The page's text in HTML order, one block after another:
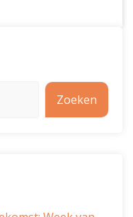
Zoeken